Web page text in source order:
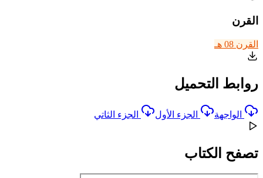
القرن
القرن 08 هـ
روابط التحميل
الواجهة الجزء الأول الجزء الثاتي
تصفح الكتاب